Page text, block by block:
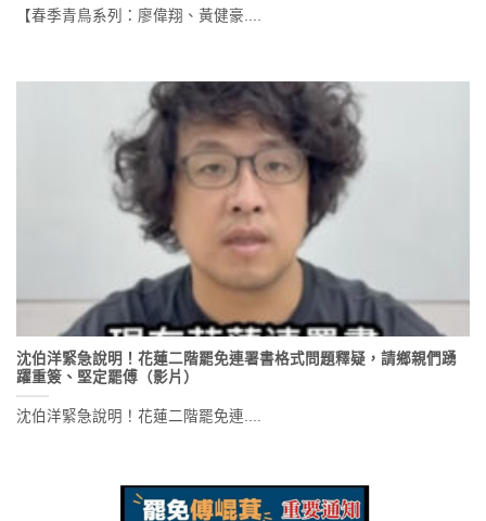
【春季青鳥系列：廖偉翔、黃健豪....
沈伯洋緊急說明！花蓮二階罷免連署書格式問題釋疑，請鄉親們踴
躍重簽、堅定罷傅（影片）
沈伯洋緊急說明！花蓮二階罷免連....